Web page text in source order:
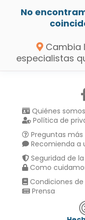
No
Cambia
especialistas
Quiénes somos
Política de
Preguntas
Recomienda a
Seguridad de
Como
Condiciones de
Prensa